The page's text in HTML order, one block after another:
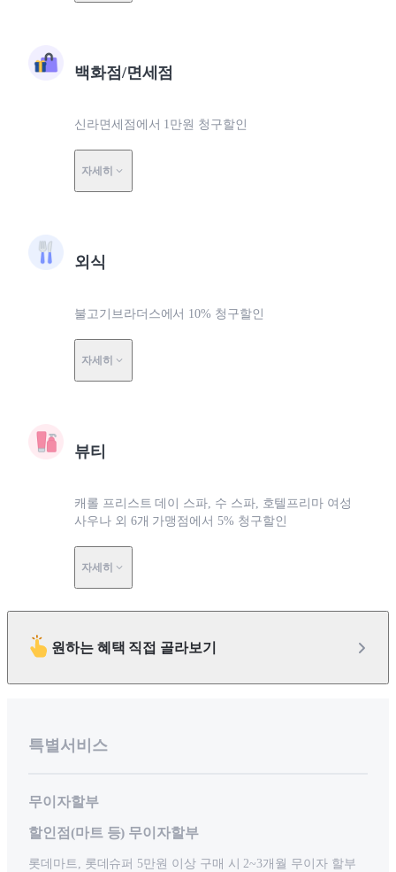
백화점/면세점
신라면세점에서 1만원 청구할인
자세히
외식
불고기브라더스에서 10% 청구할인
자세히
뷰티
캐롤 프리스트 데이 스파, 수 스파, 호텔프리마 여성
사우나 외 6개 가맹점에서 5% 청구할인
자세히
원하는 혜택 직접 골라보기
특별서비스
무이자할부
할인점(마트 등) 무이자할부
롯데마트, 롯데슈퍼 5만원 이상 구매 시 2~3개월 무이자 할부